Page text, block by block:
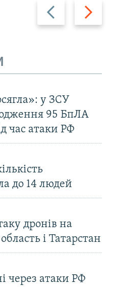
Назад Вперед
у ЗСУ
95 БпЛА
час атаки РФ
до 14 людей
дронів на
і Татарстан
через атаки РФ